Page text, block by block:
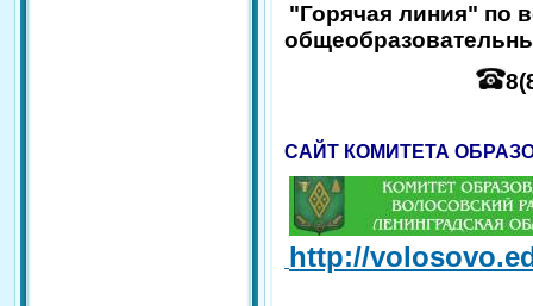
"Горячая линия" по
8
САЙТ КОМИТЕТА
http://